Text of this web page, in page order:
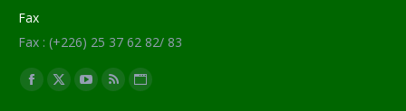
Fax
Fax : (+226) 25 37 62 82/ 83
Trouvez nous sur :
Facebook
X
YouTube
RSS Site